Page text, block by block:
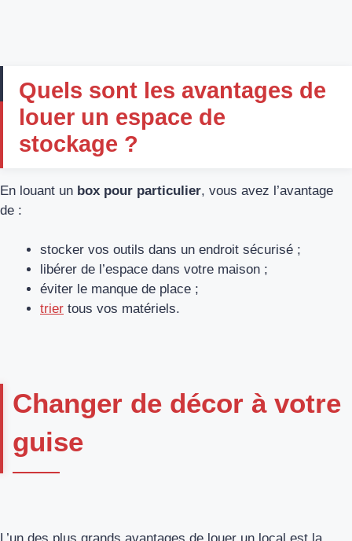
Quels sont les avantages de
louer un espace de
stockage ?
En louant un box pour particulier, vous avez l’avantage
de :
stocker vos outils dans un endroit sécurisé ;
libérer de l’espace dans votre maison ;
éviter le manque de place ;
trier tous vos matériels.
Changer de décor à votre
guise